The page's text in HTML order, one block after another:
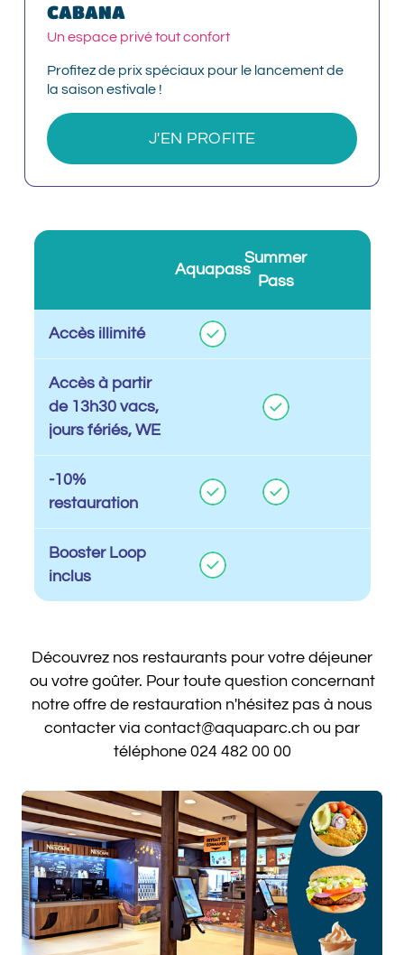
CABANA
Un espace privé tout confort
Profitez de prix spéciaux pour le lancement de
la saison estivale !
J'EN PROFITE
: CABANA
Aquapass
Summer
Pass
Accès illimité
Accès à partir
de 13h30 vacs,
jours fériés, WE
-10%
restauration
Booster Loop
inclus
Découvrez nos restaurants pour votre déjeuner
ou votre goûter. Pour toute question concernant
notre offre de restauration n'hésitez pas à nous
contacter via contact@aquaparc.ch ou par
téléphone 024 482 00 00